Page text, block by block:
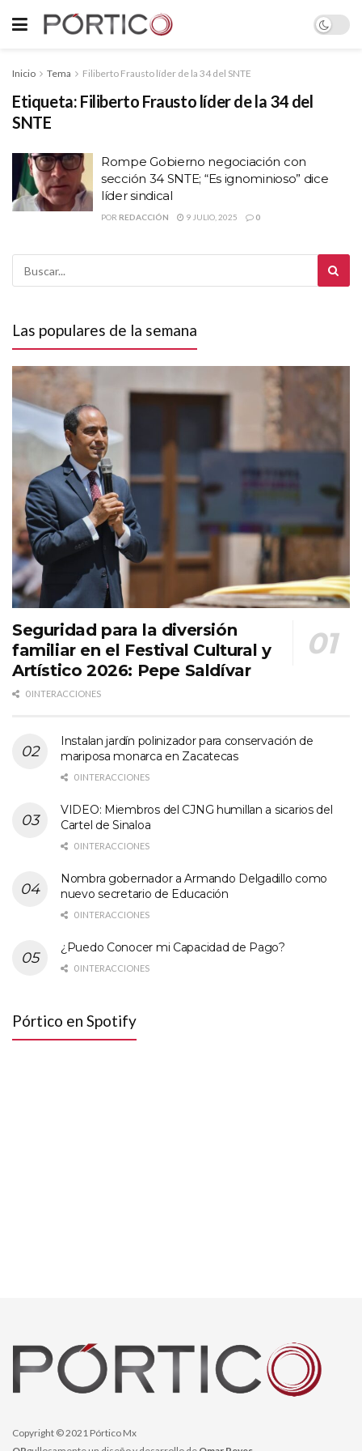
Inicio Tema Filiberto Frausto líder de la 34 del SNTE
Etiqueta: Filiberto Frausto líder de la 34 del
SNTE
Rompe Gobierno negociación con
sección 34 SNTE; “Es ignominioso” dice
líder sindical
POR REDACCIÓN 9 JULIO, 2025 0
Las populares de la semana
Seguridad para la diversión
familiar en el Festival Cultural y
Artístico 2026: Pepe Saldívar
0 INTERACCIONES
Instalan jardín polinizador para conservación de
mariposa monarca en Zacatecas
0 INTERACCIONES
VIDEO: Miembros del CJNG humillan a sicarios del
Cartel de Sinaloa
0 INTERACCIONES
Nombra gobernador a Armando Delgadillo como
nuevo secretario de Educación
0 INTERACCIONES
¿Puedo Conocer mi Capacidad de Pago?
0 INTERACCIONES
Pórtico en Spotify
Copyright © 2021 Pórtico Mx